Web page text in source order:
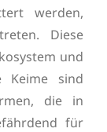
werden,
Diese
und
Keime sind
die in
für